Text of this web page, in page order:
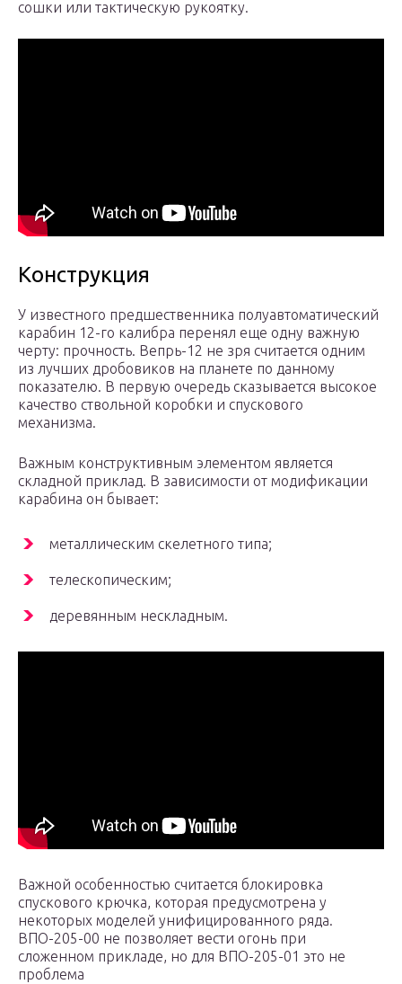
сошки или тактическую рукоятку.
Конструкция
У известного предшественника полуавтоматический
карабин 12-го калибра перенял еще одну важную
черту: прочность. Вепрь-12 не зря считается одним
из лучших дробовиков на планете по данному
показателю. В первую очередь сказывается высокое
качество ствольной коробки и спускового
механизма.
Важным конструктивным элементом является
складной приклад. В зависимости от модификации
карабина он бывает:
металлическим скелетного типа;
телескопическим;
деревянным нескладным.
Важной особенностью считается блокировка
спускового крючка, которая предусмотрена у
некоторых моделей унифицированного ряда.
ВПО-205-00 не позволяет вести огонь при
сложенном прикладе, но для ВПО-205-01 это не
проблема